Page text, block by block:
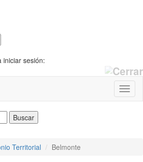
iniciar sesión:
Territorial Belmonte